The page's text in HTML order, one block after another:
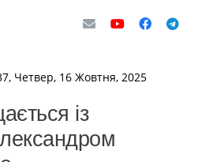
Четвер, 16 Жовтня, 2025
із